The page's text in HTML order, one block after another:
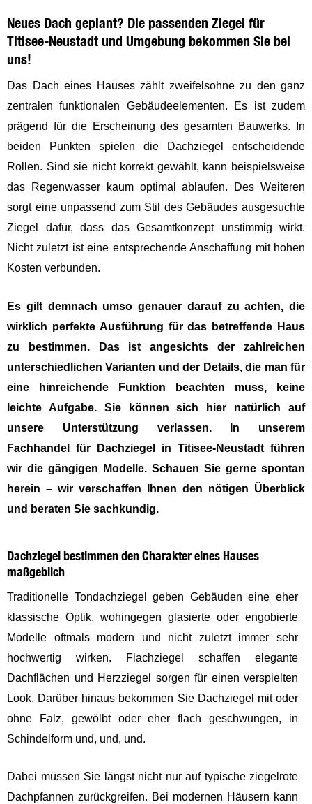
Neues Dach geplant? Die passenden Ziegel für
Titisee-Neustadt und Umgebung bekommen Sie bei
uns!
Das Dach eines Hauses zählt zweifelsohne zu den ganz
zentralen funktionalen Gebäudeelementen. Es ist zudem
prägend für die Erscheinung des gesamten Bauwerks. In
beiden Punkten spielen die Dachziegel entscheidende
Rollen. Sind sie nicht korrekt gewählt, kann beispielsweise
das Regenwasser kaum optimal ablaufen. Des Weiteren
sorgt eine unpassend zum Stil des Gebäudes ausgesuchte
Ziegel dafür, dass das Gesamtkonzept unstimmig wirkt.
Nicht zuletzt ist eine entsprechende Anschaffung mit hohen
Kosten verbunden.
Es gilt demnach umso genauer darauf zu achten, die
wirklich perfekte Ausführung für das betreffende Haus
zu bestimmen. Das ist angesichts der zahlreichen
unterschiedlichen Varianten und der Details, die man für
eine hinreichende Funktion beachten muss, keine
leichte Aufgabe. Sie können sich hier natürlich auf
unsere Unterstützung verlassen. In unserem
Fachhandel für Dachziegel in Titisee-Neustadt führen
wir die gängigen Modelle. Schauen Sie gerne spontan
herein – wir verschaffen Ihnen den nötigen Überblick
und beraten Sie sachkundig.
Dachziegel bestimmen den Charakter eines Hauses
maßgeblich
Traditionelle Tondachziegel geben Gebäuden eine eher
klassische Optik, wohingegen glasierte oder engobierte
Modelle oftmals modern und nicht zuletzt immer sehr
hochwertig wirken. Flachziegel schaffen elegante
Dachflächen und Herzziegel sorgen für einen verspielten
Look. Darüber hinaus bekommen Sie Dachziegel mit oder
ohne Falz, gewölbt oder eher flach geschwungen, in
Schindelform und, und, und.
Dabei müssen Sie längst nicht nur auf typische ziegelrote
Dachpfannen zurückgreifen. Bei modernen Häusern kann